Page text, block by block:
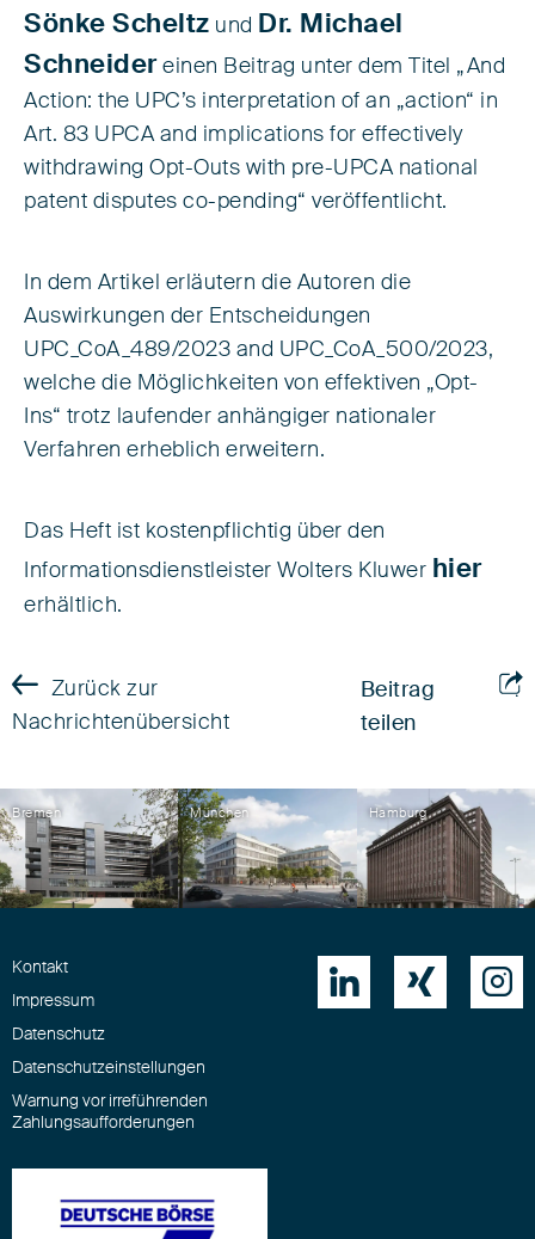
Sönke Scheltz und
Dr. Michael
Schneidereinen Beitrag unter dem Titel „And
Action: the UPC’s interpretation of an „action“ in
Art. 83 UPCA and implications for effectively
withdrawing Opt-Outs with pre-UPCA national
patent disputes co-pending“ veröffentlicht.
In dem Artikel erläutern die Autoren die
Auswirkungen der Entscheidungen
UPC_CoA_489/2023 and UPC_CoA_500/2023,
welche die Möglichkeiten von effektiven „Opt-
Ins“ trotz laufender anhängiger nationaler
Verfahren erheblich erweitern.
Das Heft ist kostenpflichtig über den
Informationsdienstleister Wolters Kluwer hier
erhältlich.
Zurück zur
Nachrichtenübersicht
Beitrag
teilen
Bremen München Hamburg
Kontakt
Impressum
Datenschutz
Datenschutzeinstellungen
Warnung vor irreführenden
Zahlungsaufforderungen
  